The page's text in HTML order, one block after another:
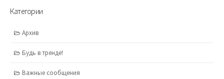
Категории
Архив
Будь в тренде!
Важные сообщения